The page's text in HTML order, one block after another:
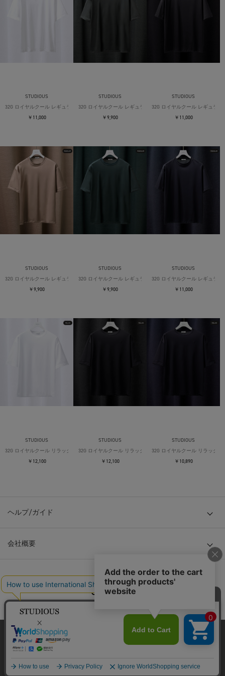
STUDIOUS
32G ロイヤルクール レギュラーTシャツ
￥11,000
STUDIOUS
32G ロイヤルクール レギュラーTシャツ
￥9,900
STUDIOUS
32G ロイヤルクール レギュラー
￥11,000
STUDIOUS
32G ロイヤルクール レギュラーTシャツ
￥9,900
STUDIOUS
32G ロイヤルクール レギュラーTシャツ
￥9,900
STUDIOUS
32G ロイヤルクール レギュラー
￥11,000
STUDIOUS
32G ロイヤルクール リラックスTシャツ
￥12,100
STUDIOUS
32G ロイヤルクール リラックスTシャツ
￥12,100
STUDIOUS
32G ロイヤルクール リラックス
￥10,890
ヘルプ/ガイド
会社概要
© TOKYO BASE CO., LTD
当サイトはクッキー(cookie)を使用します。クッキーはサイト内
の一部の機能および、サイトの使用状況の分析からマーケティ
ング活動に利用することを目的としています。
プライバシーポリシーはこちら